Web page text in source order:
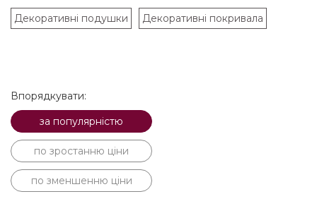
Декоративні подушки Декоративні покривала
Впорядкувати:
за популярністю
по зростанню ціни
по зменшенню ціни